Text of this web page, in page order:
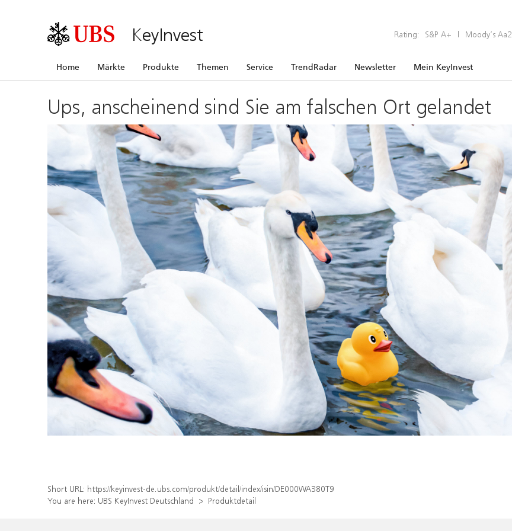
KeyInvest Rating: S&P A+ | Moody’s Aa2
Home Märkte Produkte Themen Service TrendRadar Newsletter Mein KeyInvest
Ups, anscheinend sind Sie am falschen Ort gelandet
Short URL: https://keyinvest-de.ubs.com/produkt/detail/index/isin/DE000WA380T9
You are here: UBS KeyInvest Deutschland Produktdetail